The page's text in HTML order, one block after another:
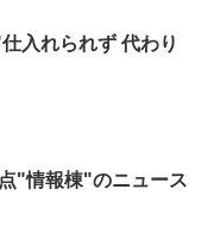
入れられず 代わり
"情報棟"のニュース